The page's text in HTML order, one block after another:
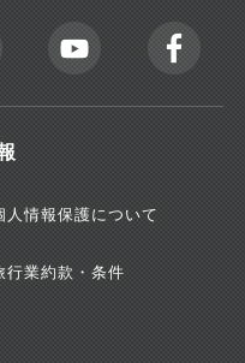
人情報保護について
行業約款・条件